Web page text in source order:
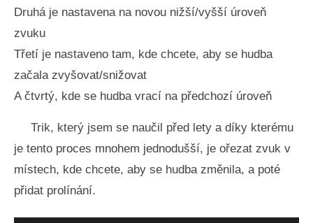
Druhá je nastavena na novou nižší/vyšší úroveň
zvuku
Třetí je nastaveno tam, kde chcete, aby se hudba
začala zvyšovat/snižovat
A čtvrtý, kde se hudba vrací na předchozí úroveň
Trik, který jsem se naučil před lety a díky kterému
je tento proces mnohem jednodušší, je ořezat zvuk v
místech, kde chcete, aby se hudba změnila, a poté
přidat prolínání.